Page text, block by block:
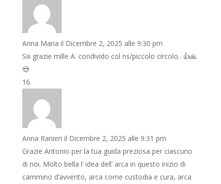
Anna Maria il Dicembre 2, 2025 alle 9:30 pm
Siii grazie mille A. condivido col ns/piccolo circolo.. 👍🙏
😍
Anna Ranieri il Dicembre 2, 2025 alle 9:31 pm
Grazie Antonio per la tua guida preziosa per ciascuno
di noi. Molto bella l’ idea dell’ arca in questo inizio di
cammino d’avvento, arca come custodia e cura, arca